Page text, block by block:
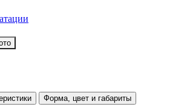
Форма, цвет и габариты